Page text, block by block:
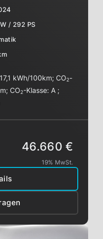
/ 292 PS
17,1 kWh/100km;CO2-
;CO2-Klasse: A ;
46.660 €
19% MwSt.